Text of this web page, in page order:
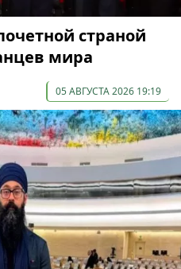
страной
мира
05 АВГУСТА 2026 19:19